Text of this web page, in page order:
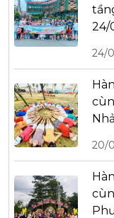
24/
24/
20/